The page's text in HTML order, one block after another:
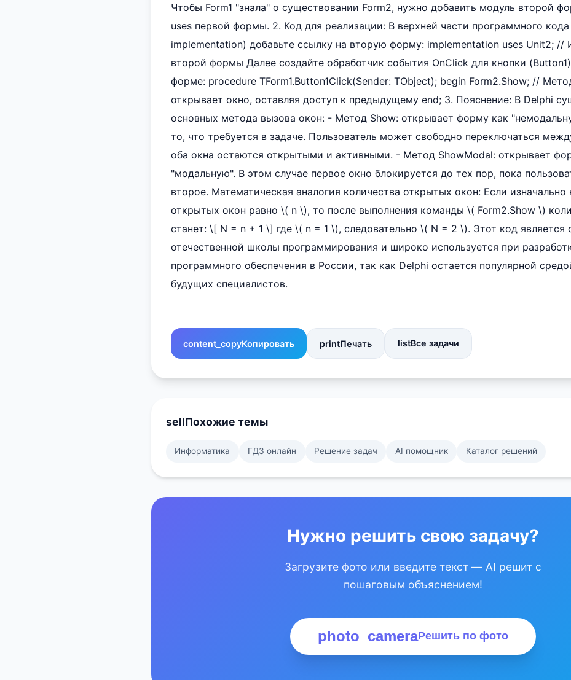
Чтобы Form1 "знала" о существовании Form2, нужно добавить модуль второй
uses первой формы. 2. Код для реализации: В верхней части программного кода
implementation) добавьте ссылку на вторую форму: implementation uses Unit2; //
второй формы Далее создайте обработчик события OnClick для кнопки
форме: procedure TForm1.Button1Click(Sender: TObject); begin Form2.Show; //
открывает окно, оставляя доступ к предыдущему end; 3. Пояснение: В Delphi
основных метода вызова окон: - Метод Show: открывает форму как
то, что требуется в задаче. Пользователь может свободно переключаться
оба окна остаются открытыми и активными. - Метод ShowModal: открывает
"модальную". В этом случае первое окно блокируется до тех пор, пока
второе. Математическая аналогия количества открытых окон: Если изначально
открытых окон равно \( n \), то после выполнения команды \( Form2.Show \)
станет: \[ N = n + 1 \] где \( n = 1 \), следовательно \( N = 2 \). Этот код является
отечественной школы программирования и широко используется при
программного обеспечения в России, так как Delphi остается популярной
будущих специалистов.
content_copyКопировать printПечать listВсе задачи
sellПохожие темы
Информатика ГДЗ онлайн Решение задач AI помощник Каталог решений
Нужно решить свою задачу?
Загрузите фото или введите текст — AI решит с
пошаговым объяснением!
photo_cameraРешить по фото